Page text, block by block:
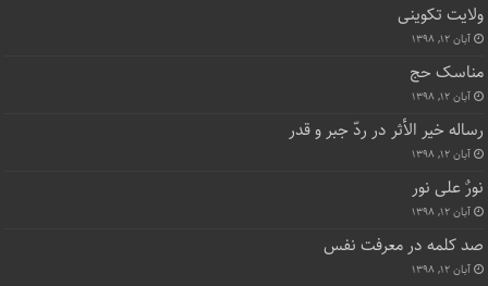
ولایت تکوینی
آبان ۱۲, ۱۳۹۸
مناسک حج
آبان ۱۲, ۱۳۹۸
رساله خیر الأثر در ردّ جبر و قدر
آبان ۱۲, ۱۳۹۸
نورٌ علی نور
آبان ۱۲, ۱۳۹۸
صد کلمه در معرفت نفس
آبان ۱۲, ۱۳۹۸